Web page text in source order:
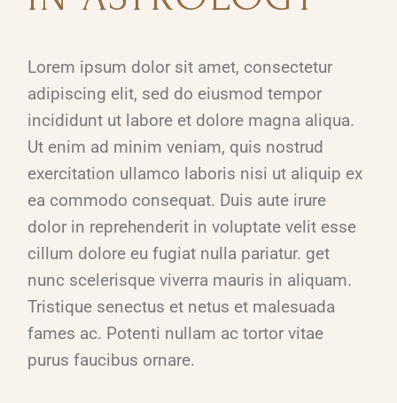
Lorem ipsum dolor sit amet, consectetur
adipiscing elit, sed do eiusmod tempor
incididunt ut labore et dolore magna aliqua.
Ut enim ad minim veniam, quis nostrud
exercitation ullamco laboris nisi ut aliquip ex
ea commodo consequat. Duis aute irure
dolor in reprehenderit in voluptate velit esse
cillum dolore eu fugiat nulla pariatur. get
nunc scelerisque viverra mauris in aliquam.
Tristique senectus et netus et malesuada
fames ac. Potenti nullam ac tortor vitae
purus faucibus ornare.